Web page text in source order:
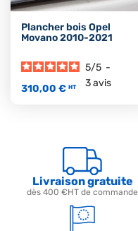
Plancher bois Opel
Movano 2010-2021
5/5 -
3avis
310,00 € HT
Livraison gratuite
dès 400 €HT de commande